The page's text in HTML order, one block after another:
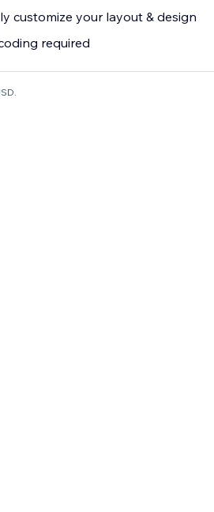
customize your layout & design
required